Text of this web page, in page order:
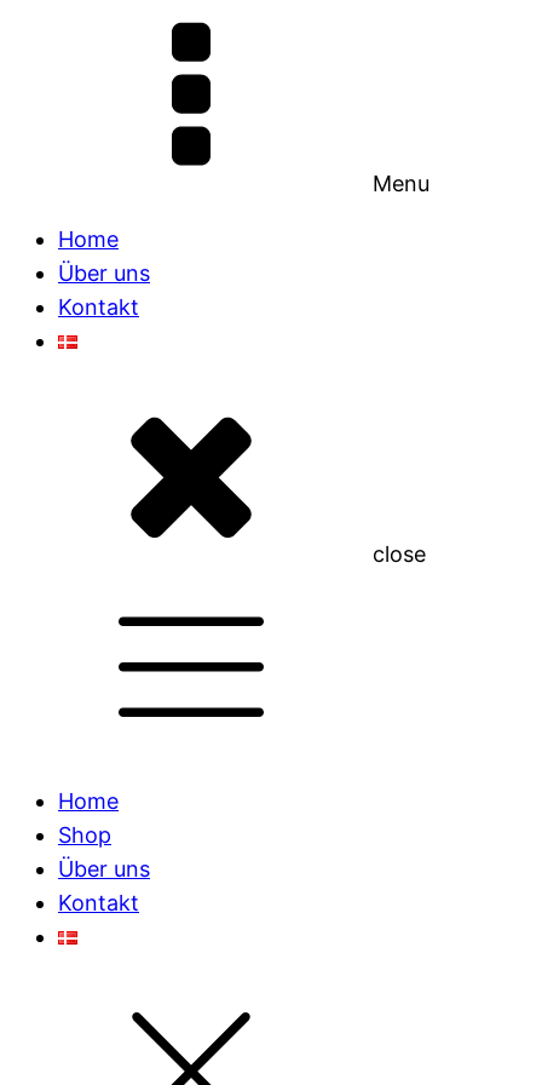
Menu
Home
Über uns
Kontakt
close
Home
Shop
Über uns
Kontakt